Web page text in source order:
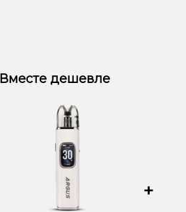
Вместе дешевле
+